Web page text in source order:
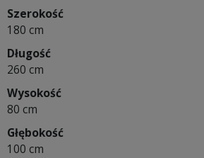
Szerokość
180 cm
Długość
260 cm
Wysokość
80 cm
Głębokość
100 cm